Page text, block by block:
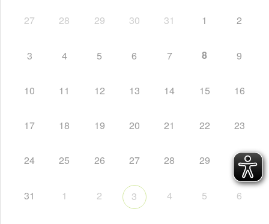
27 28 29 30 31 1 2
3 4 5 6 7 8 9
10 11 12 13 14 15 16
17 18 19 20 21 22 23
24 25 26 27 28 29 30
31 1 2 3 4 5 6